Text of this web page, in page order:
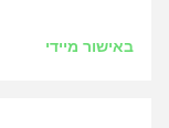
באישור מיידי